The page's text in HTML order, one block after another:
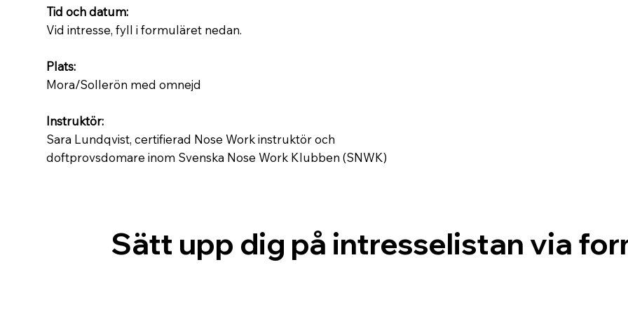
Tid och datum:
Vid intresse, fyll i formuläret nedan.
Plats:
Mora/Sollerön med omnejd
Instruktör:
Sara Lundqvist, certifierad Nose Work instruktör och
doftprovsdomare inom Svenska Nose Work Klubben (SNWK)
Sätt upp dig på intresselistan via